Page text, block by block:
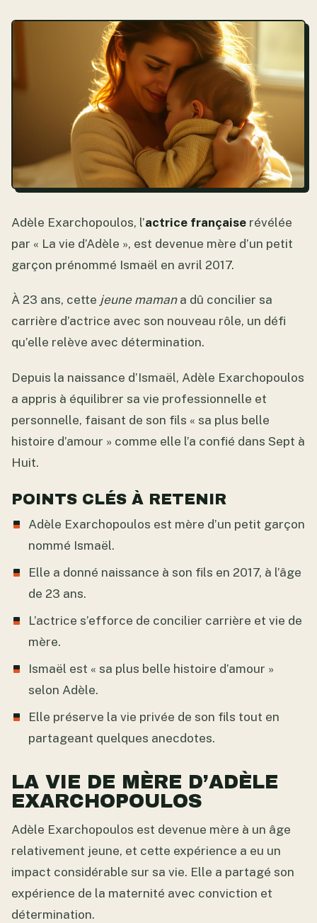
Adèle Exarchopoulos, l’actrice française révélée
par « La vie d’Adèle », est devenue mère d’un petit
garçon prénommé Ismaël en avril 2017.
À 23 ans, cette jeune mamana dû concilier sa
carrière d’actrice avec son nouveau rôle, un défi
qu’elle relève avec détermination.
Depuis la naissance d’Ismaël, Adèle Exarchopoulos
a appris à équilibrer sa vie professionnelle et
personnelle, faisant de son fils « sa plus belle
histoire d’amour » comme elle l’a confié dans Sept à
Huit.
POINTS CLÉS À RETENIR
Adèle Exarchopoulos est mère d’un petit garçon
nommé Ismaël.
Elle a donné naissance à son fils en 2017, à l’âge
de 23 ans.
L’actrice s’efforce de concilier carrière et vie de
mère.
Ismaël est « sa plus belle histoire d’amour »
selon Adèle.
Elle préserve la vie privée de son fils tout en
partageant quelques anecdotes.
LA VIE DE MÈRE D’ADÈLE
EXARCHOPOULOS
Adèle Exarchopoulos est devenue mère à un âge
relativement jeune, et cette expérience a eu un
impact considérable sur sa vie. Elle a partagé son
expérience de la maternité avec conviction et
détermination.